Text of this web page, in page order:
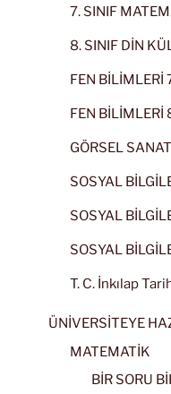
7. SINIF
8. SINIF DİN
FEN BİLİMLERİ
FEN BİLİMLERİ
GÖRSEL
SOSYAL
SOSYAL
SOSYAL
T. C. İnkılap
ÜNİVERSİTEYE
MATEMATİK
BİR SORU